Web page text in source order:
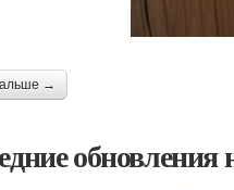
→
обновления